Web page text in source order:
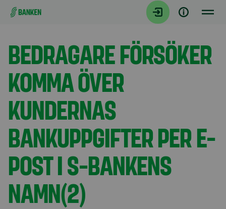
Gå direkt till innehållet
Aktuellt
BEDRAGARE FÖRSÖKER
KOMMA ÖVER
KUNDERNAS
BANKUPPGIFTER PER E-
POST I S-BANKENS
NAMN(2)